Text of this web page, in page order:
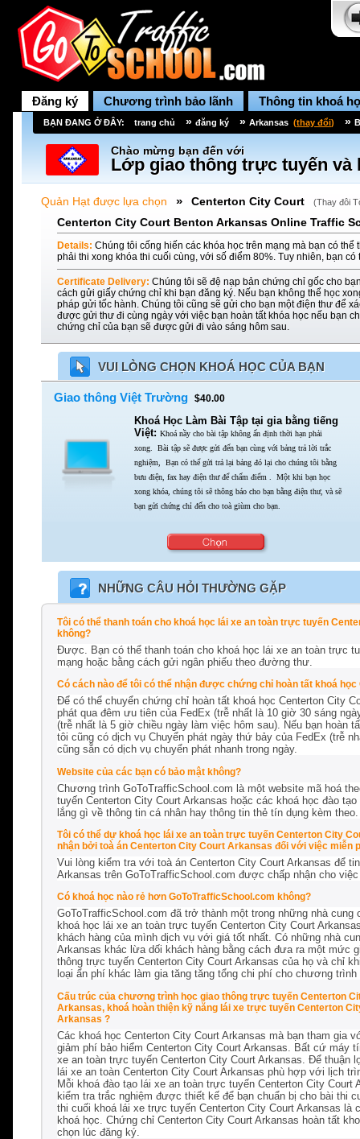
Đăng ký Chương trình bảo lãnh Thông tin khoá
BẠN ĐANG Ở ĐÂY: trang chủ » đăng ký » Arkansas (thay đổi) »
Chào mừng bạn đến với
Lớp giao thông trực tuyến và
Quản Hạt được lựa chọn » Centerton City Court (Thay đôi
Centerton City Court Benton Arkansas Online Traffic
Details: Chúng tôi cống hiến các khóa học trên mạng mà bạn có
phải thi xong khóa thi cuối cùng, với số điểm 80%. Tuy nhiên, bạn
Certificate Delivery: Chúng tôi sẽ đệ nạp bản chứng chỉ gốc cho
cách gửi giấy chứng chỉ khi bạn đăng ký. Nếu bạn không thể học
pháp gửi tốc hành. Chúng tôi cũng sẽ gửi cho bạn một điện thư để
được gửi thư đi cùng ngày với việc bạn hoàn tất khóa học nếu bạn
chứng chỉ của bạn sẽ được gửi đi vào sáng hôm sau.
VUI LÒNG CHỌN KHOÁ HỌC CỦA BẠN
Giao thông Việt Trường $40.00
Khoá Học Làm Bài Tập tại gia bằng tiếng
Việt: Khoá nầy cho bài tập không ấn định thời hạn phải
xong. Bài tập sẽ được gửi đến bạn cùng với bảng trả lời trắc
nghiệm, Bạn có thể gửi trả lại bảng đó lại cho chúng tôi bằng
bưu điện, fax hay điện thư để chấm điểm . Một khi bạn học
xong khóa, chúng tôi sẽ thông báo cho bạn bằng điện thư, và sẽ
bạn gửi chứng chỉ đến cho toà giùm cho bạn.
NHỮNG CÂU HỎI THƯỜNG GẶP
Tôi có thể thanh toán cho khoá học lái xe an toàn trực tuyến
không?
Được. Bạn có thể thanh toán cho khoá học lái xe an toàn trực
mạng hoặc bằng cách gửi ngân phiếu theo đường thư.
Có cách nào để tôi có thể nhận được chứng chỉ hoàn tất khoá
Để có thể chuyển chứng chỉ hoàn tất khoá học Centerton City
phát qua đêm ưu tiên của FedEx (trễ nhất là 10 giờ 30 sáng
(trễ nhất là 5 giờ chiều ngày làm việc hôm sau). Nếu bạn hoàn
tôi cũng có dịch vụ Chuyển phát ngày thứ bảy của FedEx (trễ
cũng sẵn có dịch vụ chuyển phát nhanh trong ngày.
Website của các bạn có bảo mật không?
Chương trình GoToTrafficSchool.com là một website mã hoá
tuyến Centerton City Court Arkansas hoặc các khoá học đào
lắng gì về thông tin cá nhân hay thông tin thẻ tín dụng kèm
Tôi có thể dự khoá học lái xe an toàn trực tuyến Centerton City
nhận bởi toà án Centerton City Court Arkansas đối với việc miễn
Vui lòng kiểm tra với toà án Centerton City Court Arkansas để
Arkansas trên GoToTrafficSchool.com được chấp nhận cho việc
Có khoá học nào rẻ hơn GoToTrafficSchool.com không?
GoToTrafficSchool.com đã trở thành một trong những nhà
khoá học lái xe an toàn trực tuyến Centerton City Court
khách hàng của mình dịch vụ với giá tốt nhất. Có những nhà
Arkansas khác lừa dối khách hàng bằng cách đưa ra một mức
thông trực tuyến Centerton City Court Arkansas của họ và chỉ
loại ẩn phí khác làm gia tăng tăng tổng chi phí cho chương
Cấu trúc của chương trình học giao thông trực tuyến Centerton
Arkansas, khoá hoàn thiện kỹ năng lái xe trực tuyến Centerton
Arkansas ?
Các khoá học Centerton City Court Arkansas mà bạn tham gia
giảm phí bảo hiểm Centerton City Court Arkansas. Bất cứ
xe an toàn trực tuyến Centerton City Court Arkansas. Để thuận
lái xe an toàn Centerton City Court Arkansas phù hợp với lịch
Mỗi khoá đào tạo lái xe an toàn trực tuyến Centerton City
kiểm tra trắc nghiệm được thiết kế để bạn chuẩn bị cho bài thi
thi cuối khoá lái xe trực tuyến Centerton City Court Arkansas
khoá học. Chứng chỉ Centerton City Court Arkansas hoàn tất
chọn lúc đăng ký.